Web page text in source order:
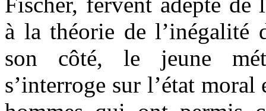
à la théorie de l’inégalité
son côté, le jeune
s’interroge sur l’état